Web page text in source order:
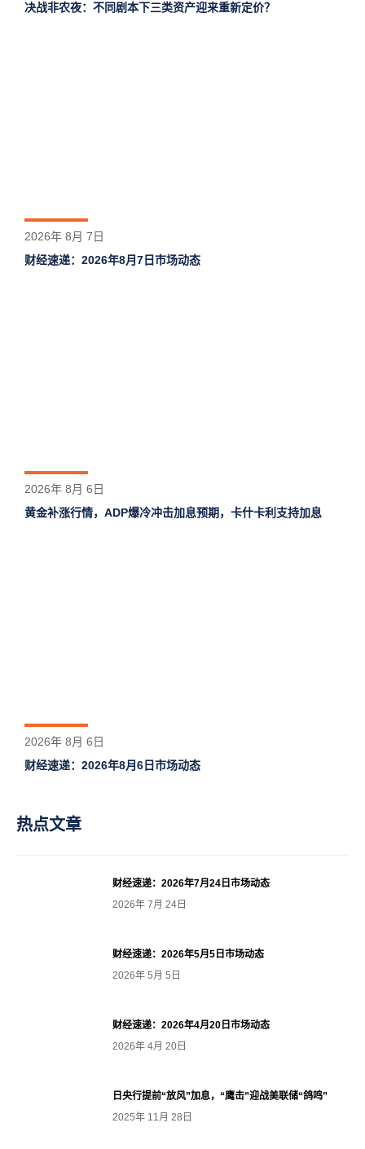
决战非农夜：不同剧本下三类资产迎来重新定价？
2026年 8月 7日
财经速递：2026年8月7日市场动态
2026年 8月 6日
黄金补涨行情，ADP爆冷冲击加息预期，卡什卡利支持加息
2026年 8月 6日
财经速递：2026年8月6日市场动态
热点文章
财经速递：2026年7月24日市场动态
2026年 7月 24日
财经速递：2026年5月5日市场动态
2026年 5月 5日
财经速递：2026年4月20日市场动态
2026年 4月 20日
日央行提前“放风”加息，“鹰击”迎战美联储“鸽鸣”
2025年 11月 28日